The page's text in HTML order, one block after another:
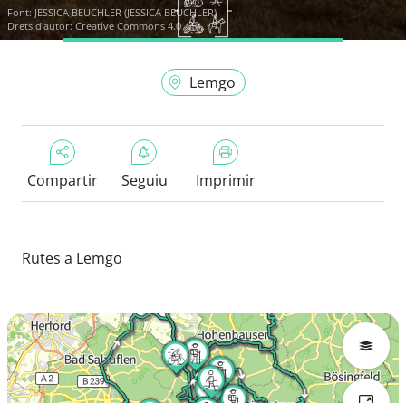
Font: JESSICA BEUCHLER (JESSICA BEUCHLER)
Drets d'autor: Creative Commons 4.0
Lemgo
Compartir Seguiu Imprimir
Rutes a Lemgo